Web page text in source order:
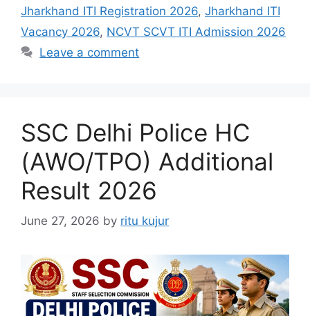
Jharkhand ITI Registration 2026, Jharkhand ITI
Vacancy 2026, NCVT SCVT ITI Admission 2026
Leave a comment
SSC Delhi Police HC
(AWO/TPO) Additional
Result 2026
June 27, 2026 by ritu kujur